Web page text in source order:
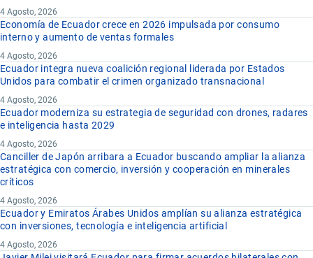
4 Agosto, 2026
Economía de Ecuador crece en 2026 impulsada por consumo
interno y aumento de ventas formales
4 Agosto, 2026
Ecuador integra nueva coalición regional liderada por Estados
Unidos para combatir el crimen organizado transnacional
4 Agosto, 2026
Ecuador moderniza su estrategia de seguridad con drones, radares
e inteligencia hasta 2029
4 Agosto, 2026
Canciller de Japón arribara a Ecuador buscando ampliar la alianza
estratégica con comercio, inversión y cooperación en minerales
críticos
4 Agosto, 2026
Ecuador y Emiratos Árabes Unidos amplían su alianza estratégica
con inversiones, tecnología e inteligencia artificial
4 Agosto, 2026